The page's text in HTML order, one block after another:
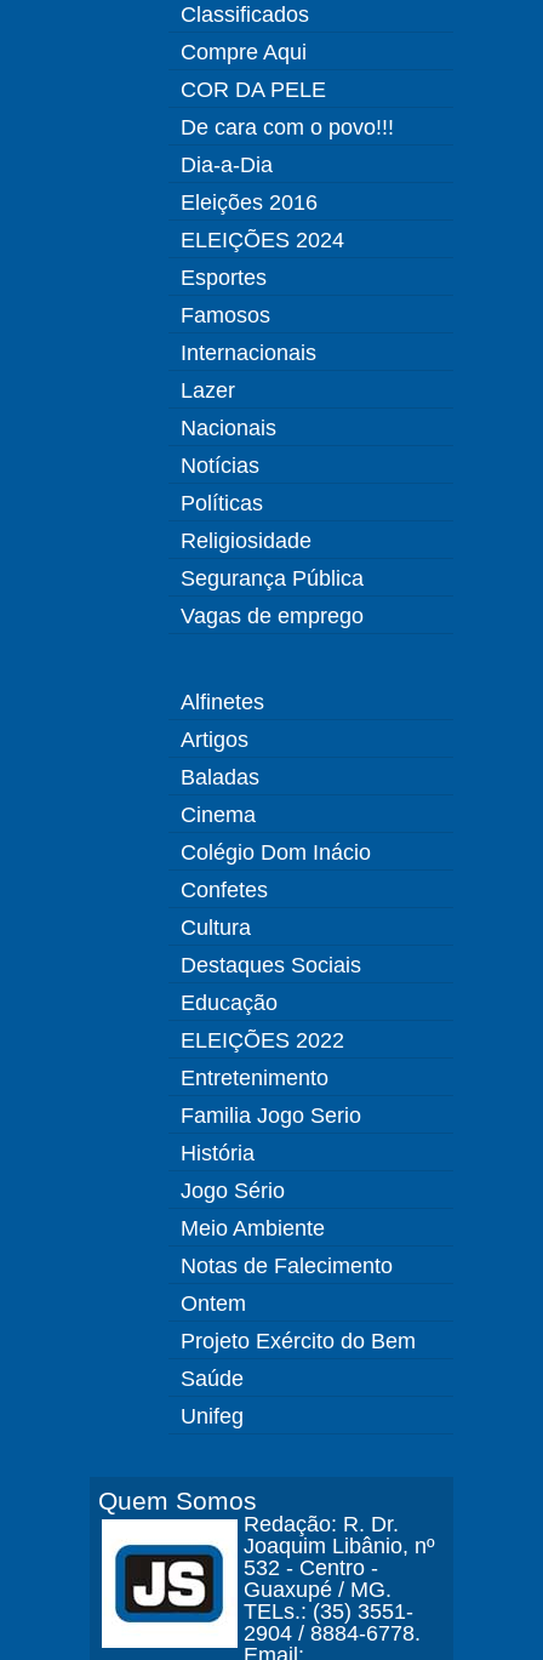
Classificados
Compre Aqui
COR DA PELE
De cara com o povo!!!
Dia-a-Dia
Eleições 2016
ELEIÇÕES 2024
Esportes
Famosos
Internacionais
Lazer
Nacionais
Notícias
Políticas
Religiosidade
Segurança Pública
Vagas de emprego
Alfinetes
Artigos
Baladas
Cinema
Colégio Dom Inácio
Confetes
Cultura
Destaques Sociais
Educação
ELEIÇÕES 2022
Entretenimento
Familia Jogo Serio
História
Jogo Sério
Meio Ambiente
Notas de Falecimento
Ontem
Projeto Exército do Bem
Saúde
Unifeg
Quem Somos
Redação: R. Dr.
Joaquim Libânio, nº
532 - Centro -
Guaxupé / MG.
TELs.: (35) 3551-
2904 / 8884-6778.
Email: